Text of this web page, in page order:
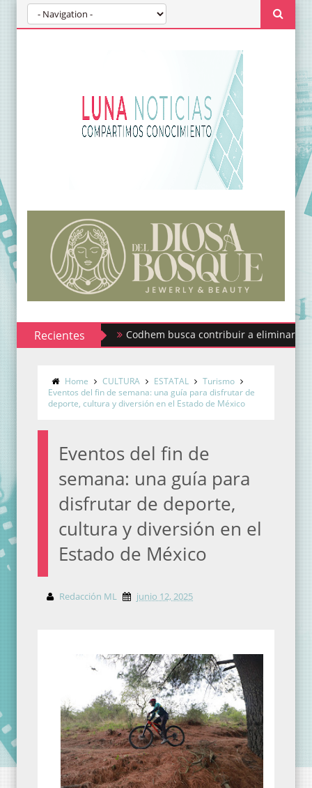
Recientes Codhem busca contribuir a eliminar los
Home CULTURA ESTATAL
Turismo
Eventos del fin de semana: una guía para disfrutar de
deporte, cultura y diversión en el Estado de México
Eventos del fin de
semana: una guía para
disfrutar de deporte,
cultura y diversión en el
Estado de México
Redacción ML junio 12, 2025